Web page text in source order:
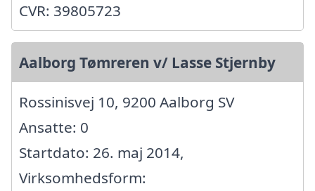
CVR: 39805723
Aalborg Tømreren v/ Lasse Stjernby
Rossinisvej 10, 9200 Aalborg SV
Ansatte: 0
Startdato: 26. maj 2014,
Virksomhedsform: